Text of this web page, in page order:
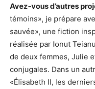
Avez-vous d’autres
témoins», je prépare
sauvée», une fiction
réalisée par Ionut
de deux femmes, Julie
conjugales. Dans un
«Élisabeth II, les